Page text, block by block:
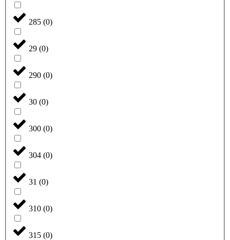
285 (0)
29 (0)
290 (0)
30 (0)
300 (0)
304 (0)
31 (0)
310 (0)
315 (0)